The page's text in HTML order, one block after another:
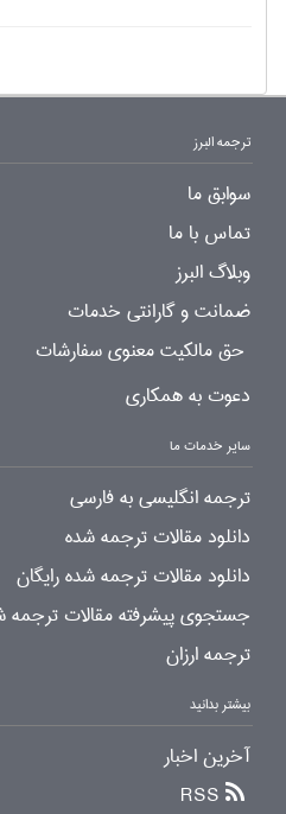
ترجمه البرز
سوابق ما
تماس با ما
وبلاگ البرز
ضمانت و گارانتی خدمات
حق مالکیت معنوی سفارشات
دعوت به همکاری
سایر خدمات ما
ترجمه انگلیسی به فارسی
دانلود مقالات ترجمه شده
دانلود مقالات ترجمه شده رایگان
جستجوی پیشرفته مقالات ترجمه
ترجمه ارزان
بیشتر بدانید
آخرین اخبار
RSS